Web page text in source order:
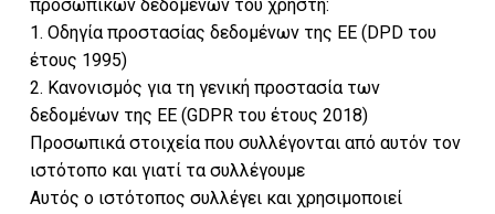
προσωπικών δεδομένων του χρήστη:
1. Οδηγία προστασίας δεδομένων της ΕΕ (DPD του
έτους 1995)
2. Κανονισμός για τη γενική προστασία των
δεδομένων της ΕΕ (GDPR του έτους 2018)
Προσωπικά στοιχεία που συλλέγονται από αυτόν τον
ιστότοπο και γιατί τα συλλέγουμε
Αυτός ο ιστότοπος συλλέγει και χρησιμοποιεί